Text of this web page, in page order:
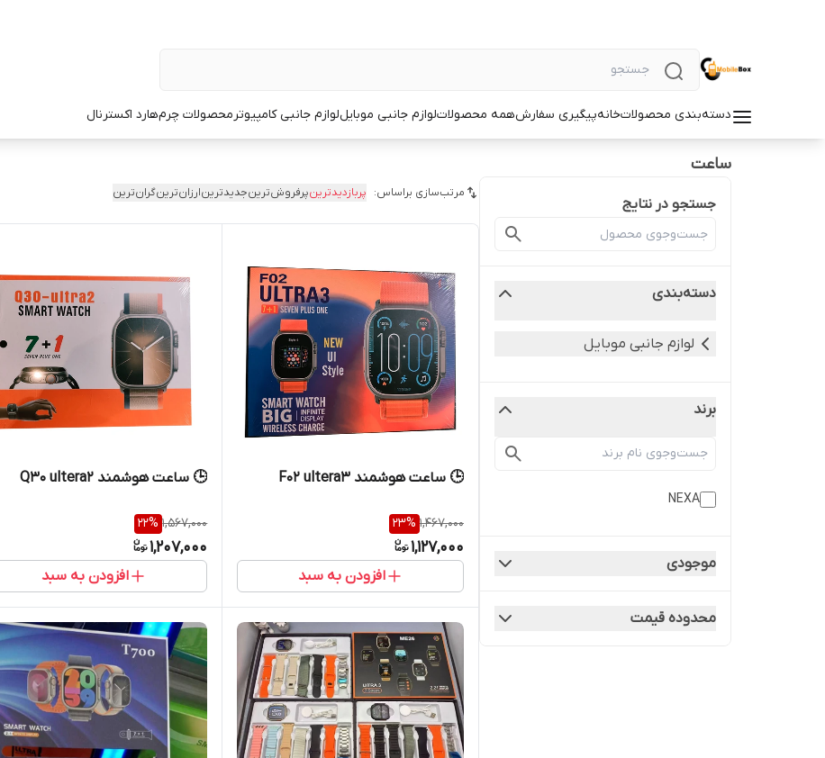
دسته‌بندی محصولاتخانهپیگیری سفارشهمه محصولاتلوازم جانبی موبایللوازم جانبی کامپیوترمحصولات چرمهارد اکسترنال
ساعت
جستجو در نتایج
دسته‌بندی
لوازم جانبی موبایل
برند
NEXA
موجودی
محدوده قیمت
مرتب‌سازی براساس: پربازدیدترینپرفروش‌ترینجدیدترینارزان‌ترینگران‌ترین
🕒 ساعت هوشمند F02 ultera3
1,467,000
23%
1,127,000
افزودن به سبد
🕒 ساعت هوشمند Q30 ultera2
1,567,000
22%
1,207,000
افزودن به سبد